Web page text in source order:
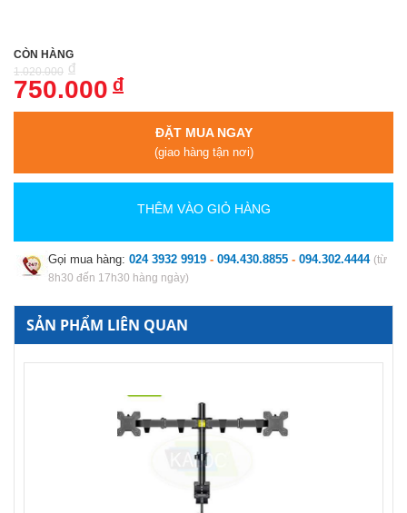
CÒN HÀNG
1.020.000 đ
750.000 đ
ĐẶT MUA NGAY
(giao hàng tận nơi)
THÊM VÀO GIỎ HÀNG
Gọi mua hàng: 024 3932 9919 - 094.430.8855 - 094.302.4444 (từ
8h30 đến 17h30 hàng ngày)
SẢN PHẨM LIÊN QUAN